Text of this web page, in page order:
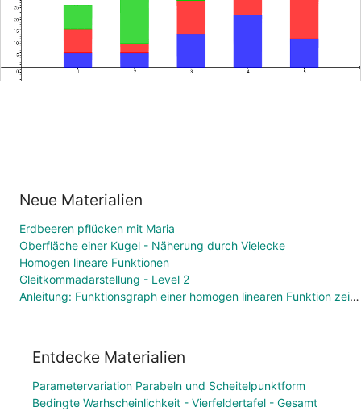
Neue Materialien
Erdbeeren pflücken mit Maria
Oberfläche einer Kugel - Näherung durch Vielecke
Homogen lineare Funktionen
Gleitkommadarstellung - Level 2
Anleitung: Funktionsgraph einer homogen linearen Funktion zeichnen
Entdecke Materialien
Parametervariation Parabeln und Scheitelpunktform
Bedingte Warhscheinlichkeit - Vierfeldertafel - Gesamt